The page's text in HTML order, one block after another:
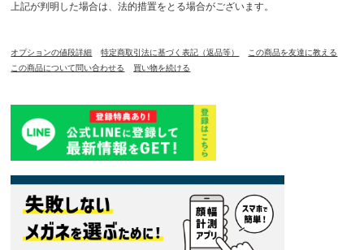
上記が判明した場合は、法的措置をとる場合がございます。
オプションの値段詳細 特定商取引法に基づく表記（返品等）
この商品を友達に教える
この商品について問い合わせる
買い物を続ける